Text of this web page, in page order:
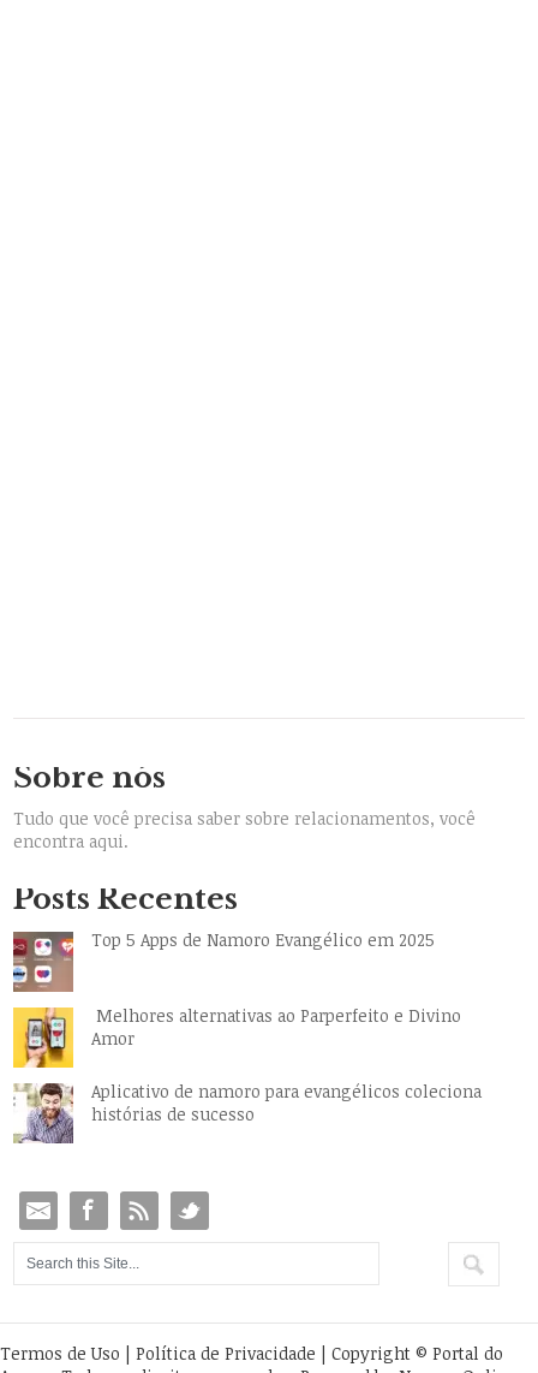
Sobre nós
Tudo que você precisa saber sobre relacionamentos, você
encontra aqui.
Posts Recentes
Top 5 Apps de Namoro Evangélico em 2025
Melhores alternativas ao Parperfeito e Divino
Amor
Aplicativo de namoro para evangélicos coleciona
histórias de sucesso
Termos de Uso | Política de Privacidade | Copyright © Portal do